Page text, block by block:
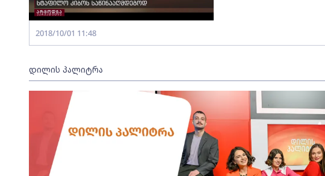
დილის პალიტრა
2018/10/01 11:48